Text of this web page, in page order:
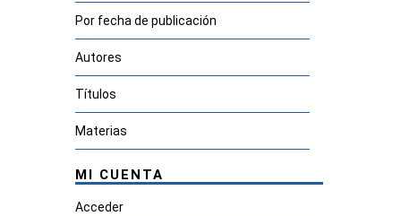
Por fecha de publicación
Autores
Títulos
Materias
MI CUENTA
Acceder